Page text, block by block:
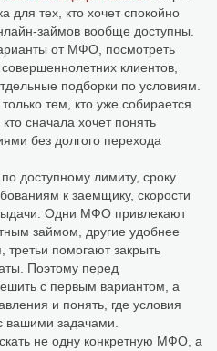
для тех, кто хочет спокойно
займов вообще доступны.
от МФО, посмотреть
клиентов,
подборки по условиям.
тем, кто уже собирается
сначала хочет понять
без долгого перехода
доступному лимиту, сроку
к заемщику, скорости
Одни МФО привлекают
займом, другие удобнее
помогают закрыть
Поэтому перед
с первым вариантом, а
и понять, где условия
вашими задачами.
не одну конкретную МФО, а